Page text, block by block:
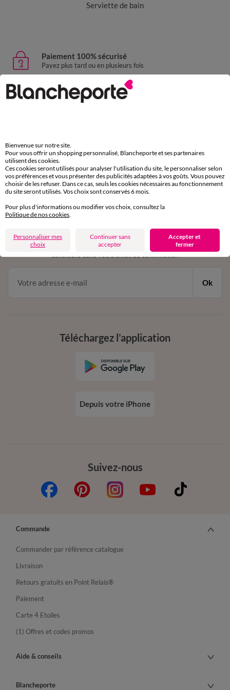
Serviette de bain
Paiement 100% sécurisé
Payez plus tard ou en plusieurs fois
Livraison express
domicile, relais, consignes automatiques
Service clients
par chat et par téléphone
de 8h00 à 20h00 du lundi au samedi
en vous inscrivant à la newsletter
dès 20€ d’achat
Ok
Suivez-nous
Téléchargez l’application
Depuis votre iPhone
Commande
Commander par référence catalogue
Livraison
Retours gratuits en Point Relais®
Paiement
Carte 4 Etoiles
(1) Offres et codes promos
Aide & conseils
Blancheporte
Bienvenue sur notre site.
Pour vous offrir un shopping personnalisé, Blancheporte et ses partenaires
utilisent des cookies.
Ces cookies seront utilisés pour analyser l'utilisation du site, le personnaliser selon
vos préférences et vous présenter des publicités adaptées à vos goûts. Vous pouvez
choisir de les refuser. Dans ce cas, seuls les cookies nécessaires au fonctionnement
du site seront utilisés. Vos choix sont conservés 6 mois.
Pour plus d'informations ou modifier vos choix, consultez la
Politique de nos cookies.
Personnaliser mes
choix
Continuer sans
accepter
Accepter et
fermer